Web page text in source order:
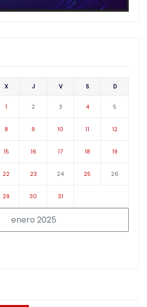
enero 2025
X J V S D
1 2 3 4 5
8 9 10 11 12
15 16 17 18 19
22 23 24 25 26
29 30 31